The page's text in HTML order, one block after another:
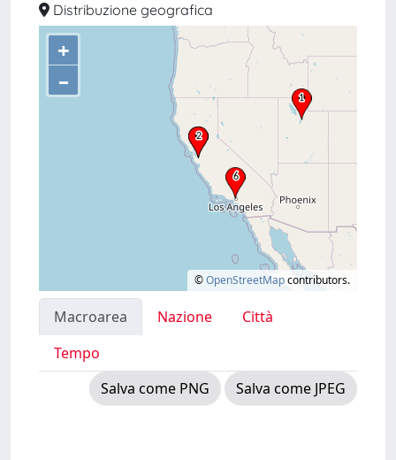
Distribuzione geografica
+
–
©OpenStreetMapcontributors.
Macroarea Nazione
Città
Tempo
Salva come PNG
Salva come JPEG